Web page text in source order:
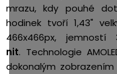
mrazu, kdy pouhé
hodinek tvoří 1,43"
466x466px, jemností
nit. Technologie
dokonalým